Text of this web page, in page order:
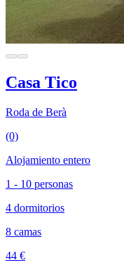
Casa Tico
Roda de Berà
(0)
Alojamiento entero
1 - 10 personas
4 dormitorios
8 camas
44 €